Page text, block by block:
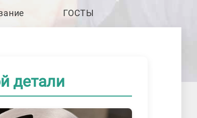
ГОСТЫ
детали